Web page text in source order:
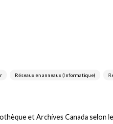
Réseaux en anneaux (Informatique)
et Archives Canada selon